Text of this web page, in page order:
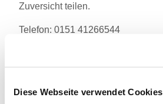
Diese Webseite verwendet Cookies
Zuversicht teilen.
Telefon: 0151 41266544